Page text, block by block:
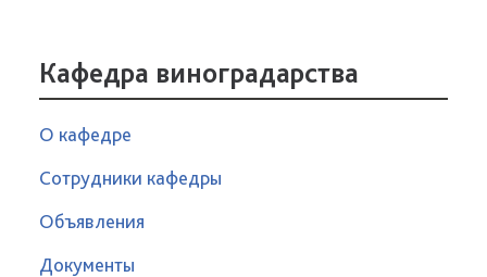
Кафедра виноградарства
О кафедре
Сотрудники кафедры
Объявления
Документы